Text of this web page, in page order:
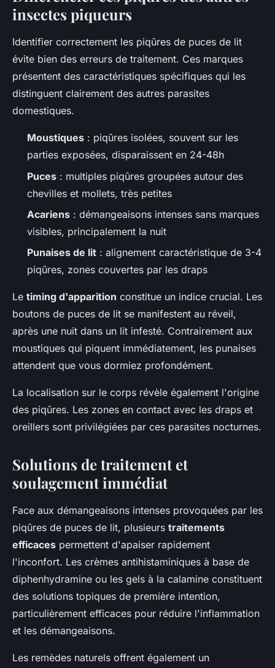
insectes piqueurs
Identifier correctement les piqûres de puces de lit
évite bien des erreurs de traitement. Ces marques
présentent des caractéristiques spécifiques qui les
distinguent clairement des autres parasites
domestiques.
Moustiques : piqûres isolées, souvent sur les
parties exposées, disparaissent en 24-48h
Puces : multiples piqûres groupées autour des
chevilles et mollets, très petites
Acariens : démangeaisons intenses sans marques
visibles, principalement la nuit
Punaises de lit : alignement caractéristique de 3-4
piqûres, zones couvertes par les draps
Le timing d'apparition constitue un indice crucial. Les
boutons de puces de lit se manifestent au réveil,
après une nuit dans un lit infesté. Contrairement aux
moustiques qui piquent immédiatement, les punaises
attendent que vous dormiez profondément.
La localisation sur le corps révèle également l'origine
des piqûres. Les zones en contact avec les draps et
oreillers sont privilégiées par ces parasites nocturnes.
Solutions de traitement et
soulagement immédiat
Face aux démangeaisons intenses provoquées par les
piqûres de puces de lit, plusieurs traitements
efficaces permettent d'apaiser rapidement
l'inconfort. Les crèmes antihistaminiques à base de
diphenhydramine ou les gels à la calamine constituent
des solutions topiques de première intention,
particulièrement efficaces pour réduire l'inflammation
et les démangeaisons.
Les remèdes naturels offrent également un